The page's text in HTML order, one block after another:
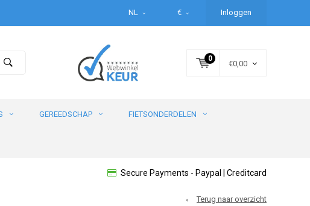
NL € Inloggen
0
€0,00
GEREEDSCHAP FIETSONDERDELEN
Secure Payments - Paypal | Creditcard
Terug naar overzicht